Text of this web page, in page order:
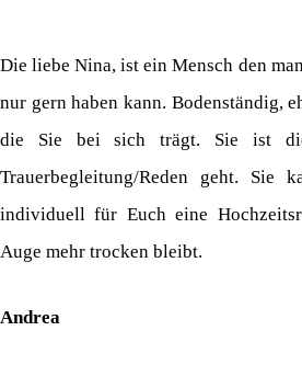
Die liebe Nina, ist ein Mensch den
nur gern haben kann. Bodenständig,
die Sie bei sich trägt. Sie ist
Trauerbegleitung/Reden geht. Sie
individuell für Euch eine
Auge mehr trocken bleibt.
Andrea